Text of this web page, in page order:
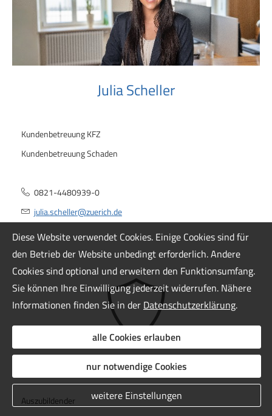
Julia Scheller
Kundenbetreuung KFZ
Kundenbetreuung Schaden
0821-4480939-0
julia.scheller@zuerich.de
Auszubildender
Diese Website verwendet Cookies. Einige Cookies sind für
den Betrieb der Website unbedingt erforderlich. Andere
Cookies sind optional und erweitern den Funktionsumfang.
Sie können Ihre Einwilligung jederzeit widerrufen. Nähere
Informationen finden Sie in der Datenschutzerklärung.
alle Cookies erlauben
nur notwendige Cookies
weitere Einstellungen